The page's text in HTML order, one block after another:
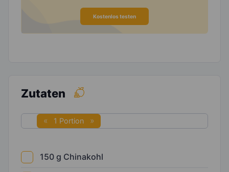
Kostenlos testen
Zutaten
1 Portion
150 g Chinakohl